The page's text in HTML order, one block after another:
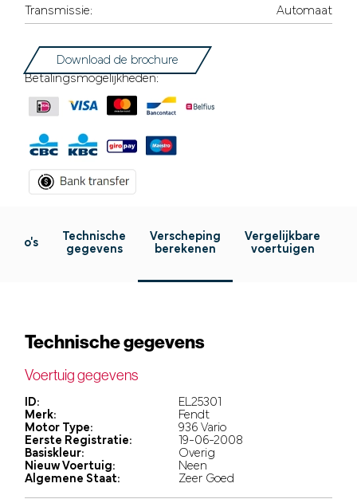
Transmissie:
Automaat
Download de brochure
Betalingsmogelijkheden:
Foto's
Technische
gegevens
Verscheping
berekenen
Vergelijkbare
voertuigen
Technische gegevens
Voertuig gegevens
ID:
EL25301
Merk:
Fendt
Motor Type:
936 Vario
Eerste Registratie:
19-06-2008
Basiskleur:
Overig
Nieuw Voertuig:
Neen
Algemene Staat:
Zeer Goed